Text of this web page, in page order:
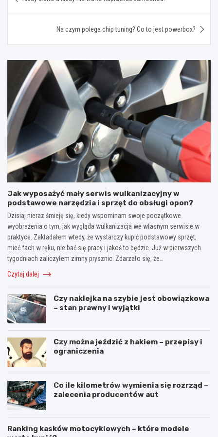
wpisu
Na czym polega chip tuning? Co to jest powerbox?
Jak wyposażyć mały serwis wulkanizacyjny w
podstawowe narzędzia i sprzęt do obsługi opon?
Dzisiaj nieraz śmieję się, kiedy wspominam swoje początkowe
wyobrażenia o tym, jak wygląda wulkanizacja we własnym serwisie w
praktyce. Zakładałem wtedy, że wystarczy kupić podstawowy sprzęt,
mieć fach w ręku, nie bać się pracy i jakoś to będzie. Już w pierwszych
tygodniach zaliczyłem zimny prysznic. Zdarzało się, że…
Czytaj dalej
Czy naklejka na szybie jest obowiązkowa
– stan prawny i wyjątki
Czy można jeździć z hakiem – przepisy i
ograniczenia
Co ile kilometrów wymienia się rozrząd –
zalecenia producentów aut
Ranking kasków motocyklowych – które modele